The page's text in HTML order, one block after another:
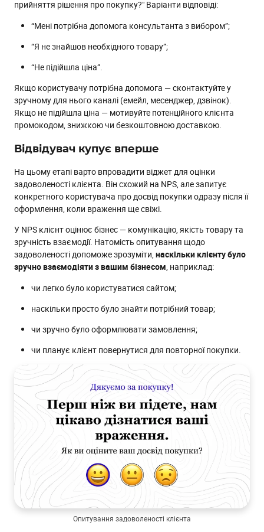
прийняття рішення про покупку?" Варіанти відповіді:
“Мені потрібна допомога консультанта з вибором”;
“Я не знайшов необхідного товару”;
“Не підійшла ціна”.
Якщо користувачу потрібна допомога — сконтактуйте у
зручному для нього каналі (емейл, месенджер, дзвінок).
Якщо не підійшла ціна — мотивуйте потенційного клієнта
промокодом, знижкою чи безкоштовною доставкою.
Відвідувач купує вперше
На цьому етапі варто впровадити віджет для оцінки
задоволеності клієнта. Він схожий на NPS, але запитує
конкретного користувача про досвід покупки одразу після її
оформлення, коли враження ще свіжі.
У NPS клієнт оцінює бізнес — комунікацію, якість товару та
зручність взаємодії. Натомість опитування щодо
задоволеності допоможе зрозуміти,наскільки клієнту було
зручно взаємодіяти з вашим бізнесом, наприклад:
чи легко було користуватися сайтом;
наскільки просто було знайти потрібний товар;
чи зручно було оформлювати замовлення;
чи планує клієнт повернутися для повторної покупки.
Опитування задоволеності клієнта